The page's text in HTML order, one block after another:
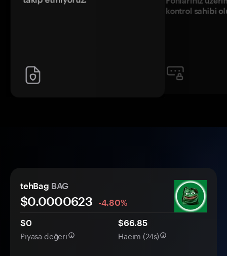
kontrol sahibi
tehBag BAG
$0.0000623
-4.80%
$0
Piyasa değeri
$66.85
Hacim (24s)